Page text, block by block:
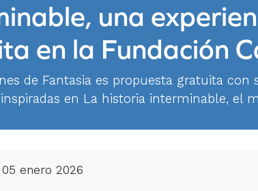
una
en la Fundación
de Fantasia es propuesta gratuita con
en La historia interminable, el
enero 2026